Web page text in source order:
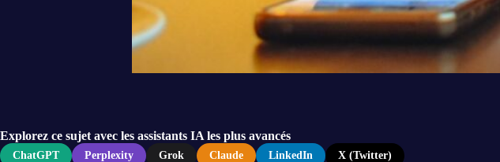
Explorez ce sujet avec les assistants IA les plus avancés
ChatGPT Perplexity Grok Claude LinkedIn X (Twitter)